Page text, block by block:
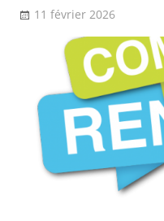
11 février 2026